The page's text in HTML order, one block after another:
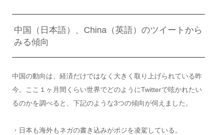
中国（日本語）、China（英語）のツイートから
みる傾向
中国の動向は、経済だけではなく大きく取り上げられている昨
今。ここ１ヶ月間くらい世界でどのようにTwitterで呟かれたい
るのかを調べると、下記のような3つの傾向が伺えました。
・日本も海外もネガの書き込みがポジを凌駕している。